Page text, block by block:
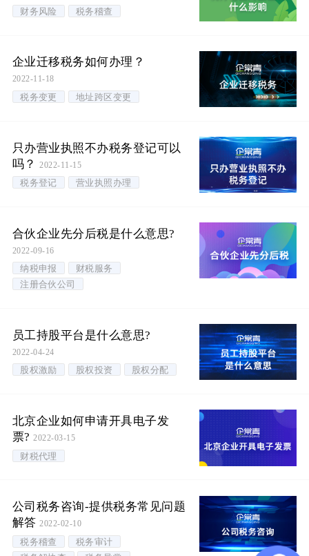
财务风险 税务稽查
企业迁移税务如何办理？
2022-11-18
税务变更 地址跨区变更
只办营业执照不办税务登记可以
吗？
2022-11-15
税务登记 营业执照办理
合伙企业先分后税是什么意思?
2022-09-16
纳税申报
财税服务
注册合伙公司
员工持股平台是什么意思?
2022-04-24
股权激励 股权投资 股权分配
北京企业如何申请开具电子发
票?2022-03-15
财税代理
公司税务咨询-提供税务常见问题
解答2022-02-10
税务稽查
税务审计